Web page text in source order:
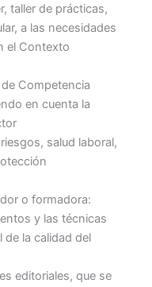
taller de prácticas,
a las necesidades
el Contexto
Competencia
en cuenta la
salud laboral,
o formadora:
y las técnicas
la calidad del
editoriales, que se